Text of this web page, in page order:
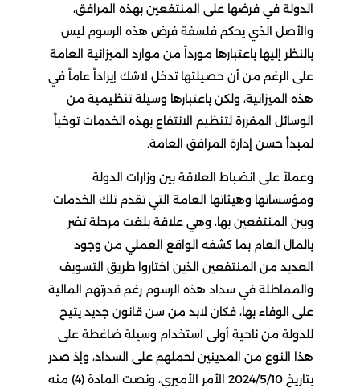
الدولة في فرضها على المنتفعين بهذه المرافق،
والأصل الذي يحكم فلسفة فرض هذه الرسوم ليس
بالنظر إليها باعتبارها مورداً من موارد الميزانية العامة
على الرغم من أن حصيلتها تدخل لاشك إيراداً عاماً في
هذه الميزانية، ولكن باعتبارها وسيلة تنظيمية من
الوسائل المقررة لتنظيم الانتفاع بهذه الخدمات توخياً
لمبدأ حسن إدارة المرافق العامة.
وعملاً على انضباط العلاقة بين وزارات الدولة
ومؤسساتها وهيئاتها العامة التي تقدم تلك الخدمات
وبين المنتفعين بها، وهي علاقة بلغت مرحلة تضر
بالمال العام بما كشفه الواقع العملي من وجود
العديد من المنتفعين الذين اختاروا طريق التسويف
والمماطلة في سداد هذه الرسوم رغم قدرتهم المالية
على الوفاء بها، فكان لابد من سن قانون جديد يتيح
للدولة من ناحية أولى استخدام وسيلة ضاغطة على
هذا النوع من المدينين لحملهم على السداد، وإذ صدر
بتاريخ 2024/5/10 الأمر الأميري، ونصت المادة (4) منه